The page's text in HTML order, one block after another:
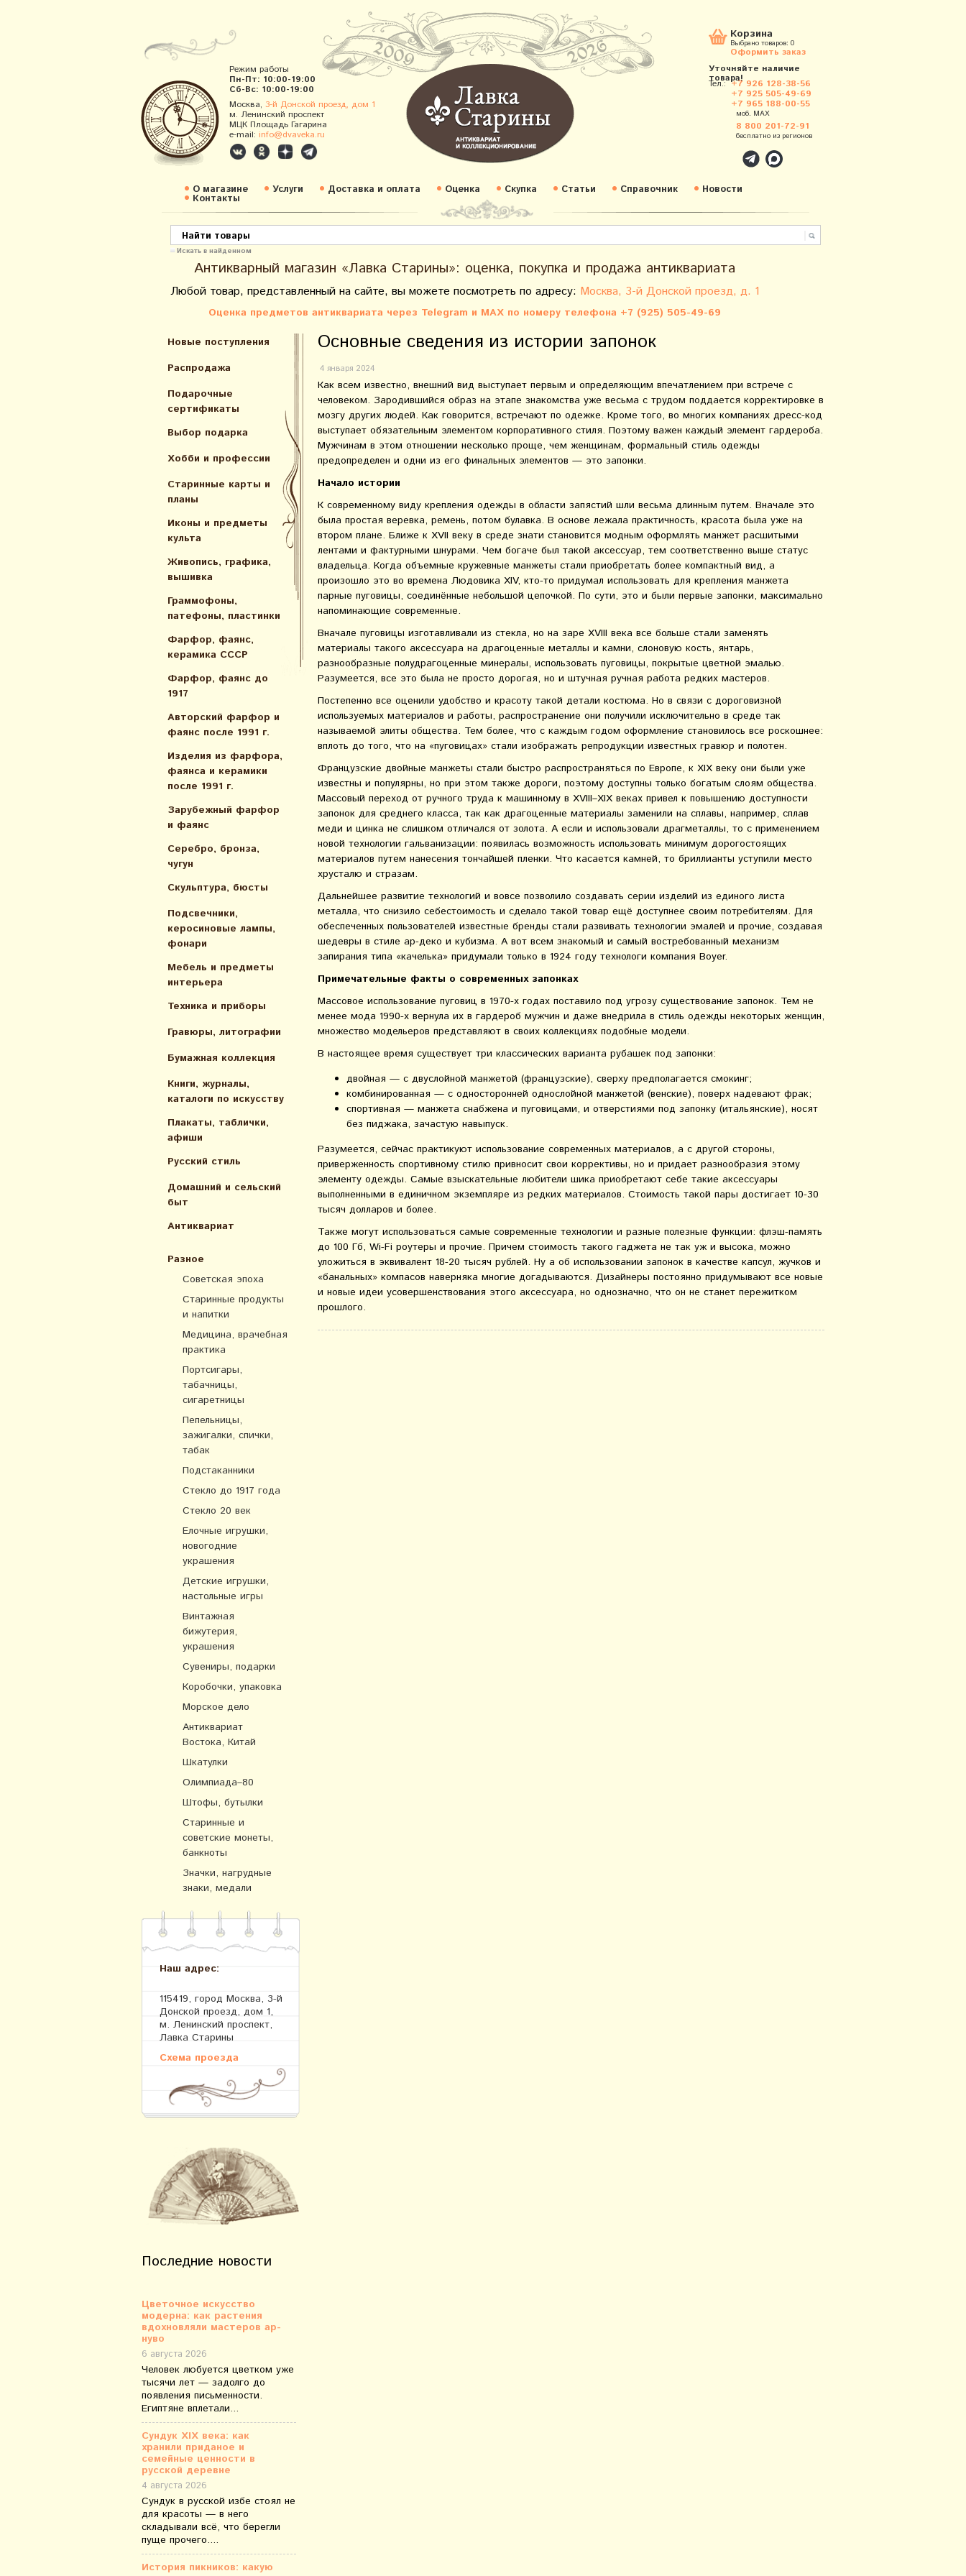
Режим работы
Пн-Пт: 10:00-19:00
Сб-Вс: 10:00-19:00
Москва, 3-й Донской проезд, дом 1
м. Ленинский проспект
МЦК Площадь Гагарина
e-mail: info@dvaveka.ru
Корзина
Выбрано товаров: 0
Оформить заказ
Уточняйте наличие
товара!
Тел.: +7 926 128-38-56
+7 925 505-49-69
+7 965 188-00-55
моб. MAX
8 800 201-72-91
бесплатно из регионов
О магазине Услуги Доставка и оплата Оценка Скупка Статьи Справочник Новости
Контакты
Искать в найденном
Антикварный магазин «Лавка Старины»: оценка, покупка и продажа антиквариата
Любой товар, представленный на сайте, вы можете посмотреть по адресу: Москва, 3-й Донской проезд, д. 1
Оценка предметов антиквариата через Telegram и MAX по номеру телефона +7 (925) 505-49-69
Новые поступления
Распродажа
Подарочные
сертификаты
Выбор подарка
Хобби и профессии
Старинные карты и
планы
Иконы и предметы
культа
Живопись, графика,
вышивка
Граммофоны,
патефоны, пластинки
Фарфор, фаянс,
керамика СССР
Фарфор, фаянс до
1917
Авторский фарфор и
фаянс после 1991 г.
Изделия из фарфора,
фаянса и керамики
после 1991 г.
Зарубежный фарфор
и фаянс
Серебро, бронза,
чугун
Скульптура, бюсты
Подсвечники,
керосиновые лампы,
фонари
Мебель и предметы
интерьера
Техника и приборы
Гравюры, литографии
Бумажная коллекция
Книги, журналы,
каталоги по искусcтву
Плакаты, таблички,
афиши
Русский стиль
Домашний и сельский
быт
Антиквариат
Разное
Советская эпоха
Старинные продукты
и напитки
Медицина, врачебная
практика
Портсигары,
табачницы,
сигаретницы
Пепельницы,
зажигалки, спички,
табак
Подстаканники
Стекло до 1917 года
Стекло 20 век
Елочные игрушки,
новогодние
украшения
Детские игрушки,
настольные игры
Винтажная
бижутерия,
украшения
Сувениры, подарки
Коробочки, упаковка
Морское дело
Антиквариат
Востока, Китай
Шкатулки
Олимпиада–80
Штофы, бутылки
Старинные и
советские монеты,
банкноты
Значки, нагрудные
знаки, медали
Наш адрес:
115419, город Москва, 3-й
Донской проезд, дом 1,
м. Ленинский проспект,
Лавка Старины
Схема проезда
Последние новости
Цветочное искусство
модерна: как растения
вдохновляли мастеров ар-
нуво
6 августа 2026
Человек любуется цветком уже
тысячи лет — задолго до
появления письменности.
Египтяне вплетали...
Сундук XIX века: как
хранили приданое и
семейные ценности в
русской деревне
4 августа 2026
Сундук в русской избе стоял не
для красоты — в него
складывали всё, что берегли
пуще прочего....
История пикников: какую
Основные сведения из истории запонок
4 января 2024
Как всем известно, внешний вид выступает первым и определяющим впечатлением при встрече с
человеком. Зародившийся образ на этапе знакомства уже весьма с трудом поддается корректировке в
мозгу других людей. Как говорится, встречают по одежке. Кроме того, во многих компаниях дресс-код
выступает обязательным элементом корпоративного стиля. Поэтому важен каждый элемент гардероба.
Мужчинам в этом отношении несколько проще, чем женщинам, формальный стиль одежды
предопределен и одни из его финальных элементов — это запонки.
Начало истории
К современному виду крепления одежды в области запястий шли весьма длинным путем. Вначале это
была простая веревка, ремень, потом булавка. В основе лежала практичность, красота была уже на
втором плане. Ближе к XVII веку в среде знати становится модным оформлять манжет расшитыми
лентами и фактурными шнурами. Чем богаче был такой аксессуар, тем соответственно выше статус
владельца. Когда объемные кружевные манжеты стали приобретать более компактный вид, а
произошло это во времена Людовика XIV, кто-то придумал использовать для крепления манжета
парные пуговицы, соединённые небольшой цепочкой. По сути, это и были первые запонки, максимально
напоминающие современные.
Вначале пуговицы изготавливали из стекла, но на заре XVIII века все больше стали заменять
материалы такого аксессуара на драгоценные металлы и камни, слоновую кость, янтарь,
разнообразные полудрагоценные минералы, использовать пуговицы, покрытые цветной эмалью.
Разумеется, все это была не просто дорогая, но и штучная ручная работа редких мастеров.
Постепенно все оценили удобство и красоту такой детали костюма. Но в связи с дороговизной
используемых материалов и работы, распространение они получили исключительно в среде так
называемой элиты общества. Тем более, что с каждым годом оформление становилось все роскошнее:
вплоть до того, что на «пуговицах» стали изображать репродукции известных гравюр и полотен.
Французские двойные манжеты стали быстро распространяться по Европе, к XIX веку они были уже
известны и популярны, но при этом также дороги, поэтому доступны только богатым слоям общества.
Массовый переход от ручного труда к машинному в XVIII–XIX веках привел к повышению доступности
запонок для среднего класса, так как драгоценные материалы заменили на сплавы, например, сплав
меди и цинка не слишком отличался от золота. А если и использовали драгметаллы, то с применением
новой технологии гальванизации: появилась возможность использовать минимум дорогостоящих
материалов путем нанесения тончайшей пленки. Что касается камней, то бриллианты уступили место
хрусталю и стразам.
Дальнейшее развитие технологий и вовсе позволило создавать серии изделий из единого листа
металла, что снизило себестоимость и сделало такой товар ещё доступнее своим потребителям. Для
обеспеченных пользователей известные бренды стали развивать технологии эмалей и прочие, создавая
шедевры в стиле ар-деко и кубизма. А вот всем знакомый и самый востребованный механизм
запирания типа «качелька» придумали только в 1924 году технологи компания Boyer.
Примечательные факты о современных запонках
Массовое использование пуговиц в 1970-х годах поставило под угрозу существование запонок. Тем не
менее мода 1990-х вернула их в гардероб мужчин и даже внедрила в стиль одежды некоторых женщин,
множество модельеров представляют в своих коллекциях подобные модели.
В настоящее время существует три классических варианта рубашек под запонки:
двойная — с двуслойной манжетой (французские), сверху предполагается смокинг;
комбинированная — с односторонней однослойной манжетой (венские), поверх надевают фрак;
спортивная — манжета снабжена и пуговицами, и отверстиями под запонку (итальянские), носят
без пиджака, зачастую навыпуск.
Разумеется, сейчас практикуют использование современных материалов, а с другой стороны,
приверженность спортивному стилю привносит свои коррективы, но и придает разнообразия этому
элементу одежды. Самые взыскательные любители шика приобретают себе такие аксессуары
выполненными в единичном экземпляре из редких материалов. Стоимость такой пары достигает 10-30
тысяч долларов и более.
Также могут использоваться самые современные технологии и разные полезные функции: флэш-память
до 100 Гб, Wi-Fi роутеры и прочие. Причем стоимость такого гаджета не так уж и высока, можно
уложиться в эквивалент 18-20 тысяч рублей. Ну а об использовании запонок в качестве капсул, жучков и
«банальных» компасов наверняка многие догадываются. Дизайнеры постоянно придумывают все новые
и новые идеи усовершенствования этого аксессуара, но однозначно, что он не станет пережитком
прошлого.